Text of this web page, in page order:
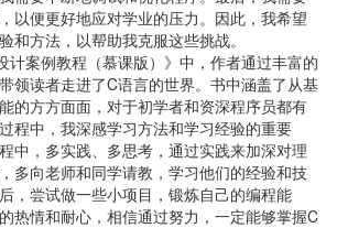
以便更好地应对学业的压力。因此，我希望
和方法，以帮助我克服这些挑战。
计案例教程（慕课版）》中，作者通过丰富的
领读者走进了C语言的世界。书中涵盖了从基
的方方面面，对于初学者和资深程序员都有
程中，我深感学习方法和学习经验的重要
中，多实践、多思考，通过实践来加深对理
多向老师和同学请教，学习他们的经验和技
，尝试做一些小项目，锻炼自己的编程能
热情和耐心，相信通过努力，一定能够掌握C